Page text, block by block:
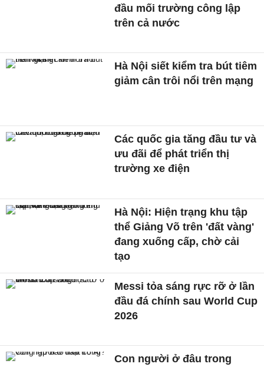
đầu mối trường công lập
trên cả nước
Hà Nội siết kiểm tra bút tiêm
giảm cân trôi nổi trên mạng
Các quốc gia tăng đầu tư và
ưu đãi để phát triển thị
trường xe điện
Hà Nội: Hiện trạng khu tập
thể Giảng Võ trên 'đất vàng'
đang xuống cấp, chờ cải
tạo
Messi tỏa sáng rực rỡ ở lần
đầu đá chính sau World Cup
2026
Con người ở đâu trong